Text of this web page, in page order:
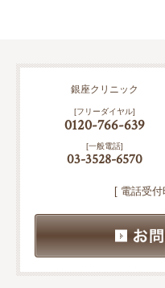
銀座クリニック
[フリーダイヤル]
0120-766-639
[一般電話]
03-3528-6570
[ 電話受